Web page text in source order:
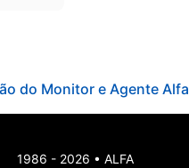
do Monitor e Agente Alfa
1986 - 2026 • ALFA